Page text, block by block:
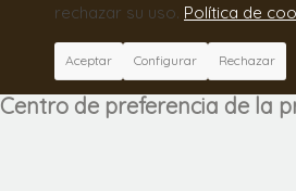
rechazar su uso. Política de
Aceptar Configurar Rechazar
Centro de preferencia de la